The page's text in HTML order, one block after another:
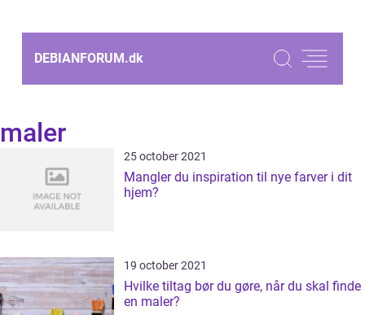
DEBIANFORUM.dk
maler
25 october 2021
Mangler du inspiration til nye farver i dit
hjem?
19 october 2021
Hvilke tiltag bør du gøre, når du skal finde
en maler?